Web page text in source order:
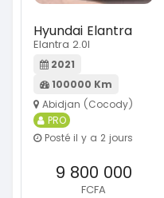
Hyundai Elantra
Elantra 2.0l
2021
100000 Km
Abidjan (Cocody)
PRO
Posté il y a 2 jours
9 800 000
FCFA